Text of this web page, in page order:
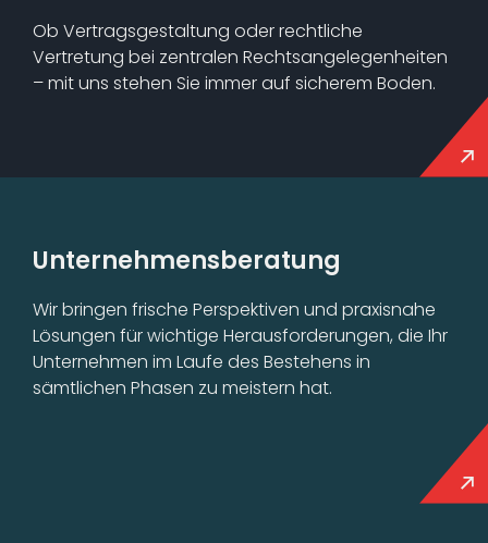
Ob Vertragsgestaltung oder rechtliche
Vertretung bei zentralen Rechtsangelegenheiten
– mit uns stehen Sie immer auf sicherem Boden.
Unternehmens­beratung
Wir bringen frische Perspektiven und praxisnahe
Lösungen für wichtige Herausforderungen, die Ihr
Unternehmen im Laufe des Bestehens in
sämtlichen Phasen zu meistern hat.